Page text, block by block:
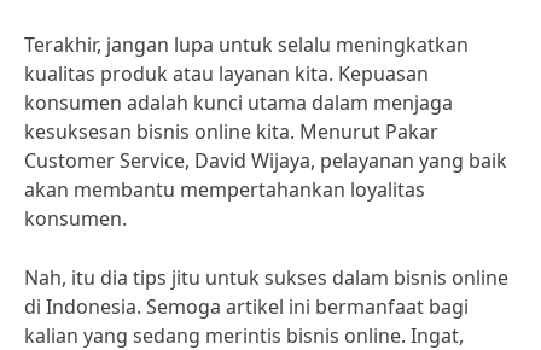
Terakhir, jangan lupa untuk selalu meningkatkan
kualitas produk atau layanan kita. Kepuasan
konsumen adalah kunci utama dalam menjaga
kesuksesan bisnis online kita. Menurut Pakar
Customer Service, David Wijaya, pelayanan yang baik
akan membantu mempertahankan loyalitas
konsumen.
Nah, itu dia tips jitu untuk sukses dalam bisnis online
di Indonesia. Semoga artikel ini bermanfaat bagi
kalian yang sedang merintis bisnis online. Ingat,